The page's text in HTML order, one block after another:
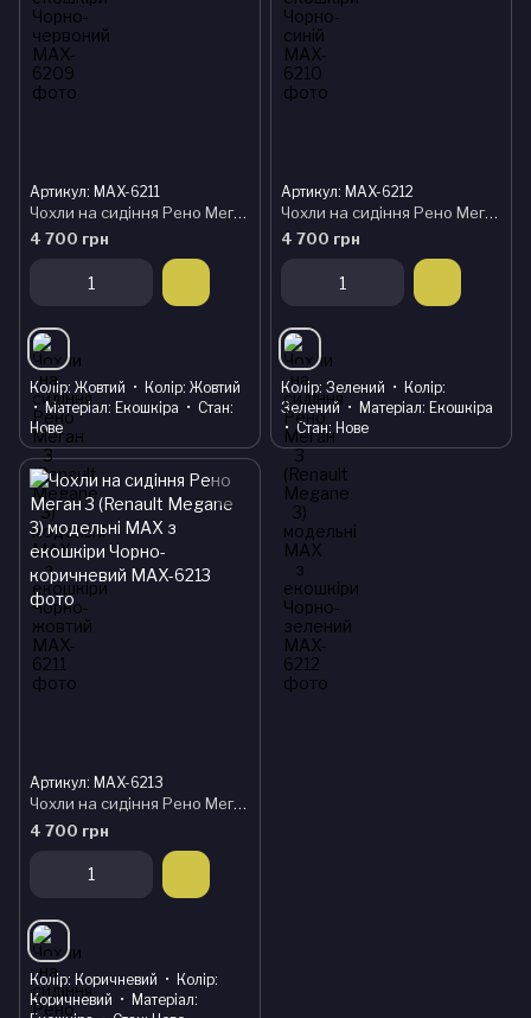
Артикул: MAX-6211
Чохли на сидіння Рено Меган 3 (Renault Megane 3) модельні MAX з екошкіри Чорно-жовтий
4 700 грн
Колір Жовтий Колір Жовтий
Матеріал Екошкіра
Стан
Нове
Артикул: MAX-6212
Чохли на сидіння Рено Меган 3 (Renault Megane 3) модельні MAX з екошкіри Чорно-зелений
4 700 грн
Колір Зелений
Колір
Зелений
Матеріал Екошкіра
Стан Нове
Артикул: MAX-6213
Чохли на сидіння Рено Меган 3 (Renault Megane 3) модельні MAX з екошкіри Чорно-коричневий
4 700 грн
Колір Коричневий
Колір
Коричневий
Матеріал